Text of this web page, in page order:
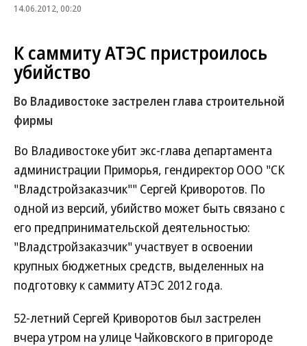
14.06.2012, 00:20
К саммиту АТЭС пристроилось
убийство
Во Владивостоке застрелен глава строительной
фирмы
Во Владивостоке убит экс-глава департамента
администрации Приморья, гендиректор ООО "СК
"Владстройзаказчик"" Сергей Криворотов. По
одной из версий, убийство может быть связано с
его предпринимательской деятельностью:
"Владстройзаказчик" участвует в освоении
крупных бюджетных средств, выделенных на
подготовку к саммиту АТЭС 2012 года.
52-летний Сергей Криворотов был застрелен
вчера утром на улице Чайковского в пригороде